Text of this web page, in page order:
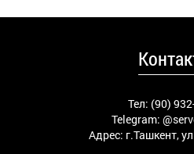
Тел: (90)
Telegram:
Адрес: г.Ташкент,